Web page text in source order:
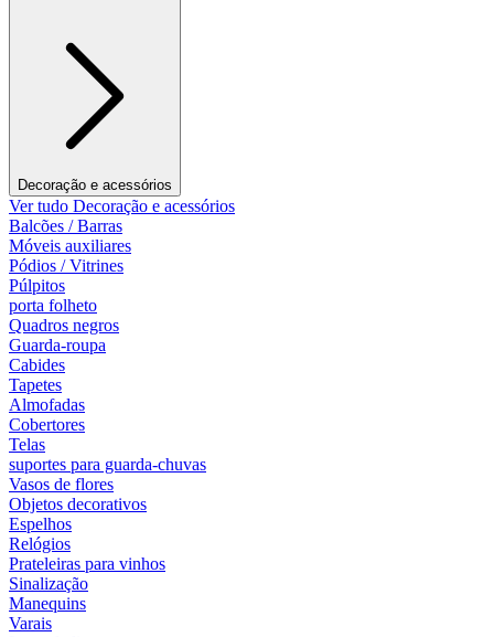
Decoração e acessórios
Ver tudo Decoração e acessórios
Balcões / Barras
Móveis auxiliares
Pódios / Vitrines
Púlpitos
porta folheto
Quadros negros
Guarda-roupa
Cabides
Tapetes
Almofadas
Cobertores
Telas
suportes para guarda-chuvas
Vasos de flores
Objetos decorativos
Espelhos
Relógios
Prateleiras para vinhos
Sinalização
Manequins
Varais